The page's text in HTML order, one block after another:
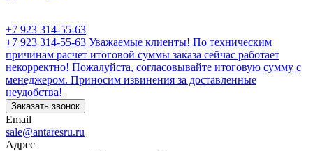
+7 923 314-55-63
+7 923 314-55-63 Уважаемые клиенты! По техническим
причинам расчет итоговой суммы заказа сейчас работает
некорректно! Пожалуйста, согласовывайте итоговую сумму с
менеджером. Приносим извинения за доставленные
неудобства!
Заказать звонок
Email
sale@antaresru.ru
Адрес